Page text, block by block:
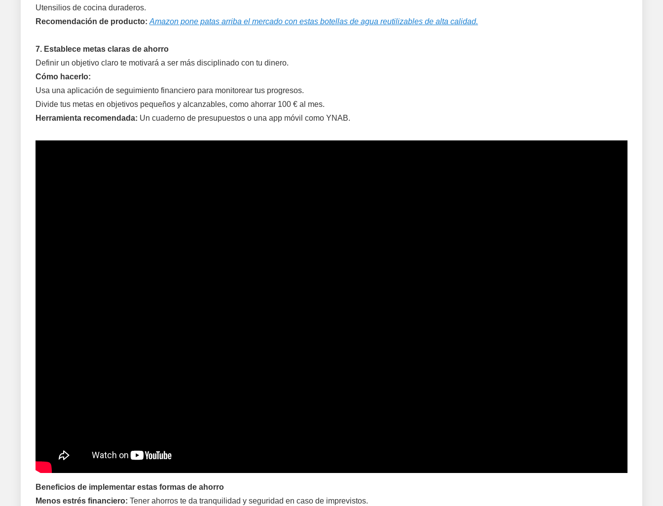
Utensilios de cocina duraderos.
Recomendación de producto: Amazon pone patas arriba el mercado con estas botellas de agua reutilizables de alta calidad.
7. Establece metas claras de ahorro
Definir un objetivo claro te motivará a ser más disciplinado con tu dinero.
Cómo hacerlo:
Usa una aplicación de seguimiento financiero para monitorear tus progresos.
Divide tus metas en objetivos pequeños y alcanzables, como ahorrar 100 € al mes.
Herramienta recomendada: Un cuaderno de presupuestos o una app móvil como YNAB.
Beneficios de implementar estas formas de ahorro
Menos estrés financiero: Tener ahorros te da tranquilidad y seguridad en caso de imprevistos.